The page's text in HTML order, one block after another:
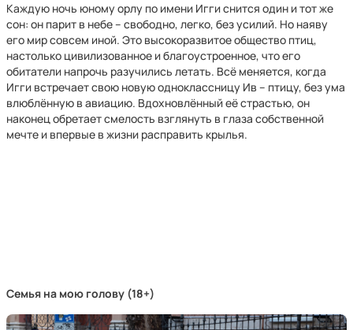
Каждую ночь юному орлу по имени Игги снится один и тот же
сон: он парит в небе – свободно, легко, без усилий. Но наяву
его мир совсем иной. Это высокоразвитое общество птиц,
настолько цивилизованное и благоустроенное, что его
обитатели напрочь разучились летать. Всё меняется, когда
Игги встречает свою новую одноклассницу Ив – птицу, без ума
влюблённую в авиацию. Вдохновлённый её страстью, он
наконец обретает смелость взглянуть в глаза собственной
мечте и впервые в жизни расправить крылья.
Семья на мою голову (18+)